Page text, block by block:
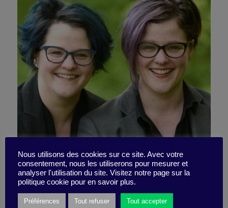
Etes-vous proche du
burnout ?
Nous utilisons des cookies sur ce site. Avec votre
consentement, nous les utiliserons pour mesurer et
analyser l'utilisation du site. Visitez notre page sur la
politique cookie pour en savoir plus.
Préférences Tout refuser Tout accepter